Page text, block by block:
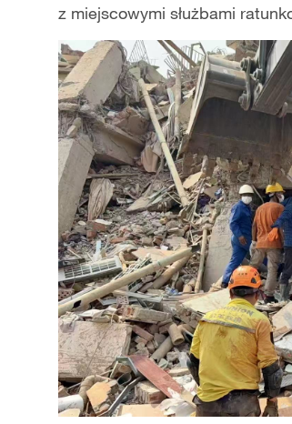
z miejscowymi służbami